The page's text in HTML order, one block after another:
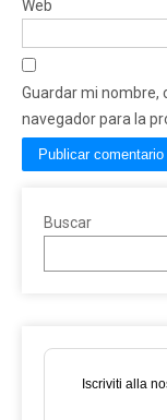
Web
Guardar mi nombre,
navegador para la
Buscar
Iscriviti alla